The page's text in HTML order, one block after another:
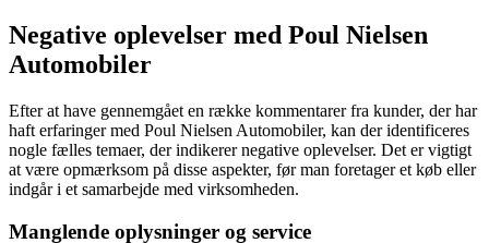
Negative oplevelser med Poul Nielsen
Automobiler
Efter at have gennemgået en række kommentarer fra kunder, der har
haft erfaringer med Poul Nielsen Automobiler, kan der identificeres
nogle fælles temaer, der indikerer negative oplevelser. Det er vigtigt
at være opmærksom på disse aspekter, før man foretager et køb eller
indgår i et samarbejde med virksomheden.
Manglende oplysninger og service